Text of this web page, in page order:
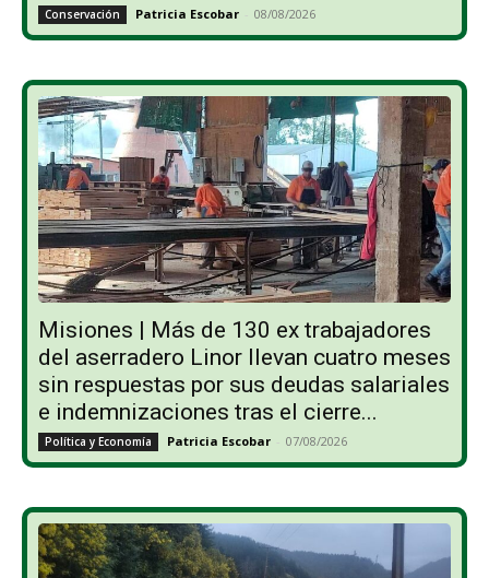
Conservación Patricia Escobar - 08/08/2026
Misiones | Más de 130 ex trabajadores
del aserradero Linor llevan cuatro meses
sin respuestas por sus deudas salariales
e indemnizaciones tras el cierre...
Política y Economía Patricia Escobar - 07/08/2026